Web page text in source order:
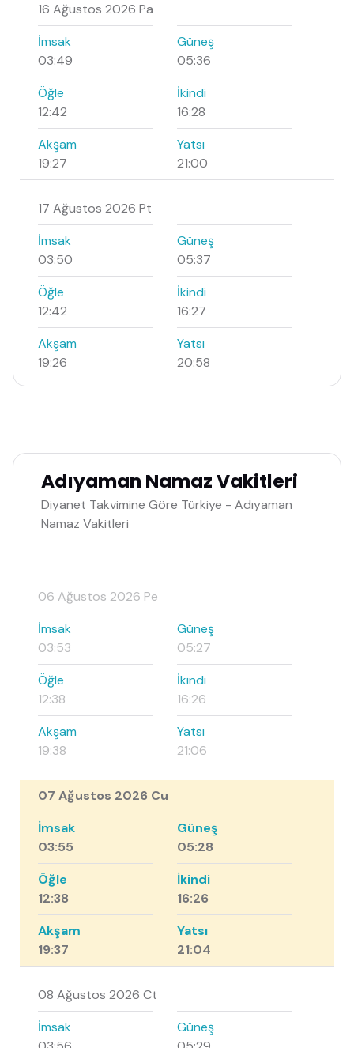
16 Ağustos 2026 Pa
İmsak
03:49
Güneş
05:36
Öğle
12:42
İkindi
16:28
Akşam
19:27
Yatsı
21:00
17 Ağustos 2026 Pt
İmsak
03:50
Güneş
05:37
Öğle
12:42
İkindi
16:27
Akşam
19:26
Yatsı
20:58
Adıyaman Namaz Vakitleri
Diyanet Takvimine Göre Türkiye - Adıyaman
Namaz Vakitleri
06 Ağustos 2026 Pe
İmsak
03:53
Güneş
05:27
Öğle
12:38
İkindi
16:26
Akşam
19:38
Yatsı
21:06
07 Ağustos 2026 Cu
İmsak
03:55
Güneş
05:28
Öğle
12:38
İkindi
16:26
Akşam
19:37
Yatsı
21:04
08 Ağustos 2026 Ct
İmsak
Güneş